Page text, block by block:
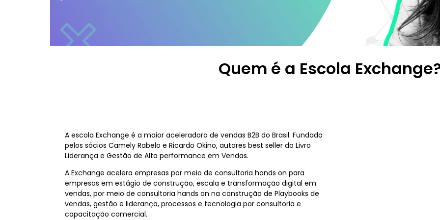
Quem é a Escola
A escola Exchange é a maior aceleradora de vendas B2B do Brasil. Fundada
pelos sócios Camely Rabelo e Ricardo Okino, autores best seller do Livro
Liderança e Gestão de Alta performance em Vendas.
A Exchange acelera empresas por meio de consultoria hands on para
empresas em estágio de construção, escala e transformação digital em
vendas, por meio de consultoria hands on na construção de Playbooks de
vendas, gestão e liderança, processos e tecnologia por consultoria e
capacitação comercial.